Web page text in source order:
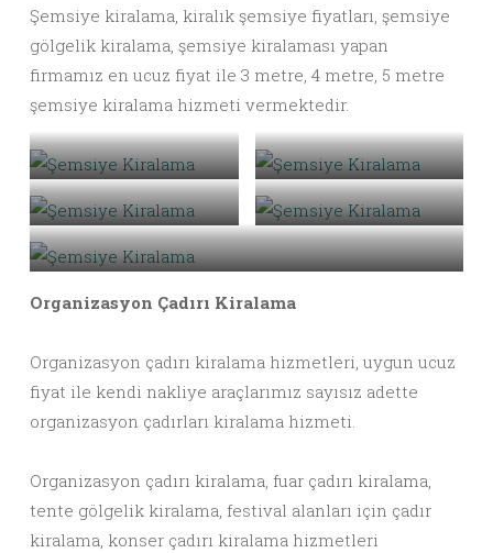
Şemsiye kiralama, kiralık şemsiye fiyatları, şemsiye
gölgelik kiralama, şemsiye kiralaması yapan
firmamız en ucuz fiyat ile 3 metre, 4 metre, 5 metre
şemsiye kiralama hizmeti vermektedir.
Şemsiye Kiralama Şemsiye Kiralama
Şemsiye Kiralama Şemsiye Kiralama
Şemsiye Kiralama
Organizasyon Çadırı Kiralama
Organizasyon çadırı kiralama hizmetleri, uygun ucuz
fiyat ile kendi nakliye araçlarımız sayısız adette
organizasyon çadırları kiralama hizmeti.
Organizasyon çadırı kiralama, fuar çadırı kiralama,
tente gölgelik kiralama, festival alanları için çadır
kiralama, konser çadırı kiralama hizmetleri